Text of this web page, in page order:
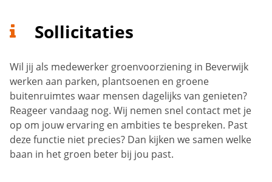
Sollicitaties
Wil jij als medewerker groenvoorziening in Beverwijk
werken aan parken, plantsoenen en groene
buitenruimtes waar mensen dagelijks van genieten?
Reageer vandaag nog. Wij nemen snel contact met je
op om jouw ervaring en ambities te bespreken. Past
deze functie niet precies? Dan kijken we samen welke
baan in het groen beter bij jou past.